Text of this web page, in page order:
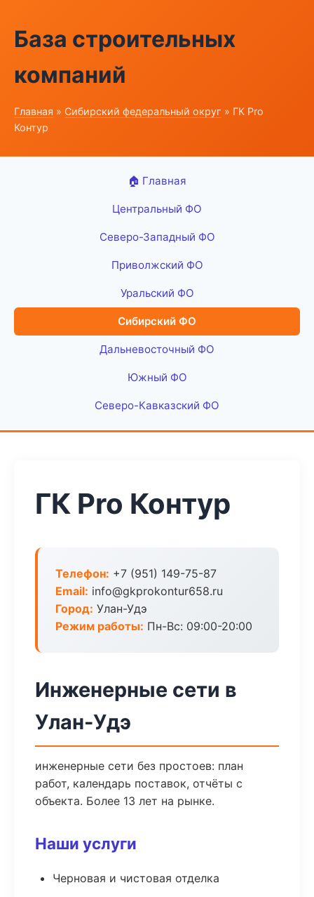
База строительных
компаний
Главная » Сибирский федеральный округ » ГК Pro
Контур
🏠 Главная
Центральный ФО
Северо-Западный ФО
Приволжский ФО
Уральский ФО
Сибирский ФО
Дальневосточный ФО
Южный ФО
Северо-Кавказский ФО
ГК Pro Контур
Телефон: +7 (951) 149-75-87
Email: info@gkprokontur658.ru
Город: Улан-Удэ
Режим работы: Пн-Вс: 09:00-20:00
Инженерные сети в
Улан-Удэ
инженерные сети без простоев: план
работ, календарь поставок, отчёты с
объекта. Более 13 лет на рынке.
Наши услуги
Черновая и чистовая отделка